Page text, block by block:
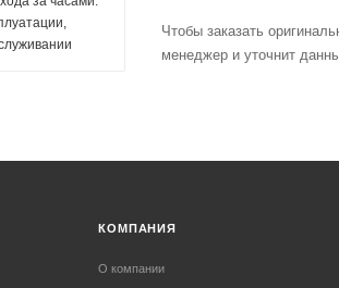
Чтобы заказать
менеджер и уточнит
КОМПАНИЯ
О компании